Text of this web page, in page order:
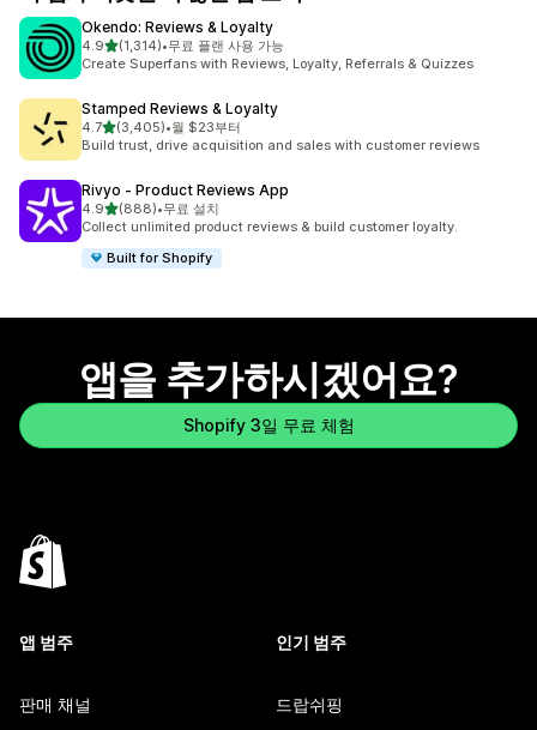
Okendo: Reviews & Loyalty
4.9별 5개 중
(1,314)
총 리뷰 1314개
•무료 플랜 사용 가능
Create Superfans with Reviews, Loyalty, Referrals & Quizzes
Stamped Reviews & Loyalty
4.7별 5개 중
(3,405)
총 리뷰 3405개
•월 $23부터
Build trust, drive acquisition and sales with customer reviews
Rivyo ‑ Product Reviews App
4.9별 5개 중
(888)
총 리뷰 888개
•무료 설치
Collect unlimited product reviews & build customer loyalty.
Built for Shopify
앱을 추가하시겠어요?
Shopify 3일 무료 체험
앱 범주
판매 채널
인기 범주
드랍쉬핑